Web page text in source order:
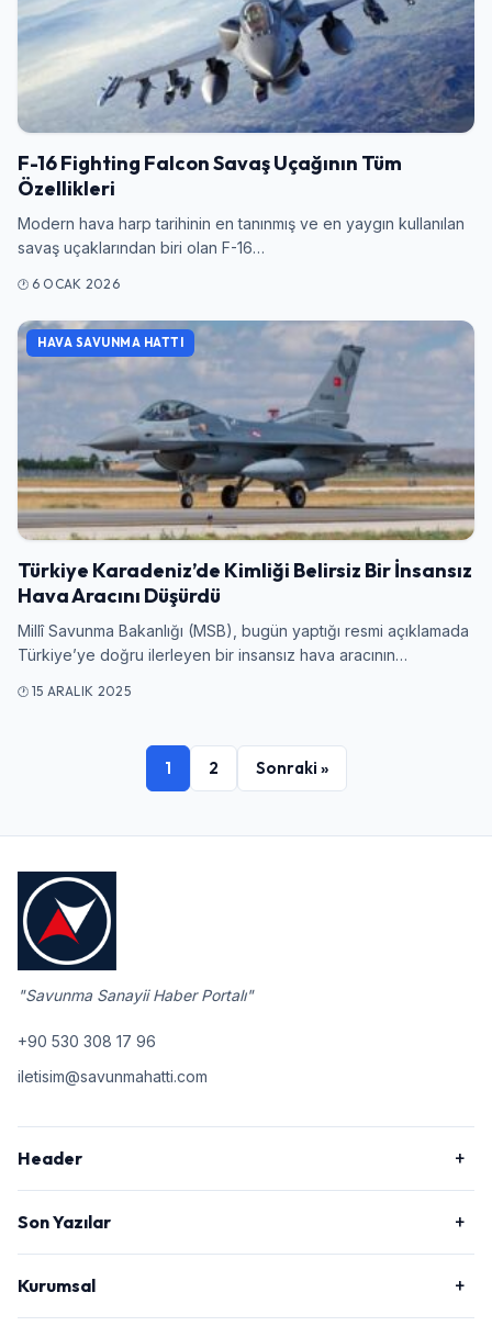
F-16 Fighting Falcon Savaş Uçağının Tüm
Özellikleri
Modern hava harp tarihinin en tanınmış ve en yaygın kullanılan
savaş uçaklarından biri olan F-16…
6 OCAK 2026
HAVA SAVUNMA HATTI
Türkiye Karadeniz’de Kimliği Belirsiz Bir İnsansız
Hava Aracını Düşürdü
Millî Savunma Bakanlığı (MSB), bugün yaptığı resmi açıklamada
Türkiye’ye doğru ilerleyen bir insansız hava aracının…
15 ARALIK 2025
1 2 Sonraki »
"Savunma Sanayii Haber Portalı"
+90 530 308 17 96
iletisim@savunmahatti.com
Header
Son Yazılar
Kurumsal